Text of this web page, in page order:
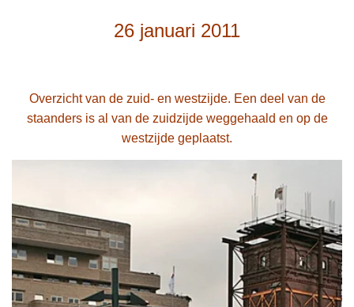
26 januari 2011
Overzicht van de zuid- en westzijde. Een deel van de
staanders is al van de zuidzijde weggehaald en op de
westzijde geplaatst.